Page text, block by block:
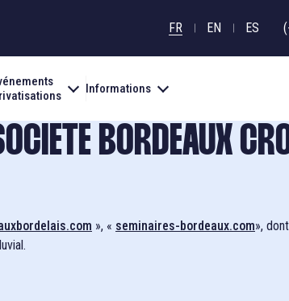
FR EN ES
ÊTESEVÉNEMENTS
COOL CATS BOAT PARTY 2026
Informations
INCONTOURNABLES
Nos bateaux
BORDEAUX
», « seminaires-bordeaux.com»,